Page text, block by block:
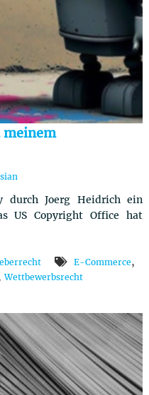
meinem
durch Joerg Heidrich ein
US Copyright Office hat
E-Commerce,
Wettbewerbsrecht